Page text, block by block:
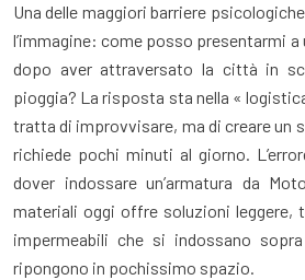
Una delle maggiori barriere
l’immagine: come posso presentarmi
dopo aver attraversato la città in
pioggia? La risposta sta nella «
tratta di improvvisare, ma di creare un
richiede pochi minuti al giorno.
dover indossare un’armatura da
materiali oggi offre soluzioni leggere,
impermeabili che si indossano
ripongono in pochissimo spazio.